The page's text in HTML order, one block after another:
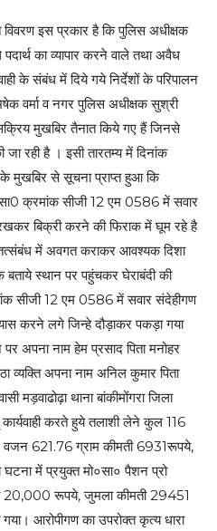
विवरण इस प्रकार है कि पुलिस अधीक्षक
पदार्थ का व्यापार करने वाले तथा अवैध
के संबंध में दिये गये निर्देशों के परिपालन
वर्मा व नगर पुलिस अधीक्षक सुश्री
मुखबिर तैनात किये गए हैं जिनसे
जा रही है । इसी तारतम्य में दिनांक
मुखबिर से सूचना प्राप्त हुआ कि
क्रमांक सीजी 12 एम 0586 में सवार
बिक्री करने की फिराक में घूम रहे है
तत्संबंध में अवगत कराकर आवश्यक दिशा
बताये स्थान पर पहुंचकर घेराबंदी की
सीजी 12 एम 0586 में सवार संदेहीगण
करने लगे जिन्हे दौड़ाकर पकड़ा गया
अपना नाम हेम प्रसाद पिता मनोहर
व्यक्ति अपना नाम अनिल कुमार पिता
मड़वाढोढ़ा थाना बांकीमोंगरा जिला
कार्यवाही करते हुये तलाशी लेने कुल 116
621.76 ग्राम कीमती 6931रूपये,
में प्रयुक्त मो०सा० पैशन प्रो
20,000 रूपये, जुमला कीमती 29451
आरोपीगण का उपरोक्त कृत्य धारा